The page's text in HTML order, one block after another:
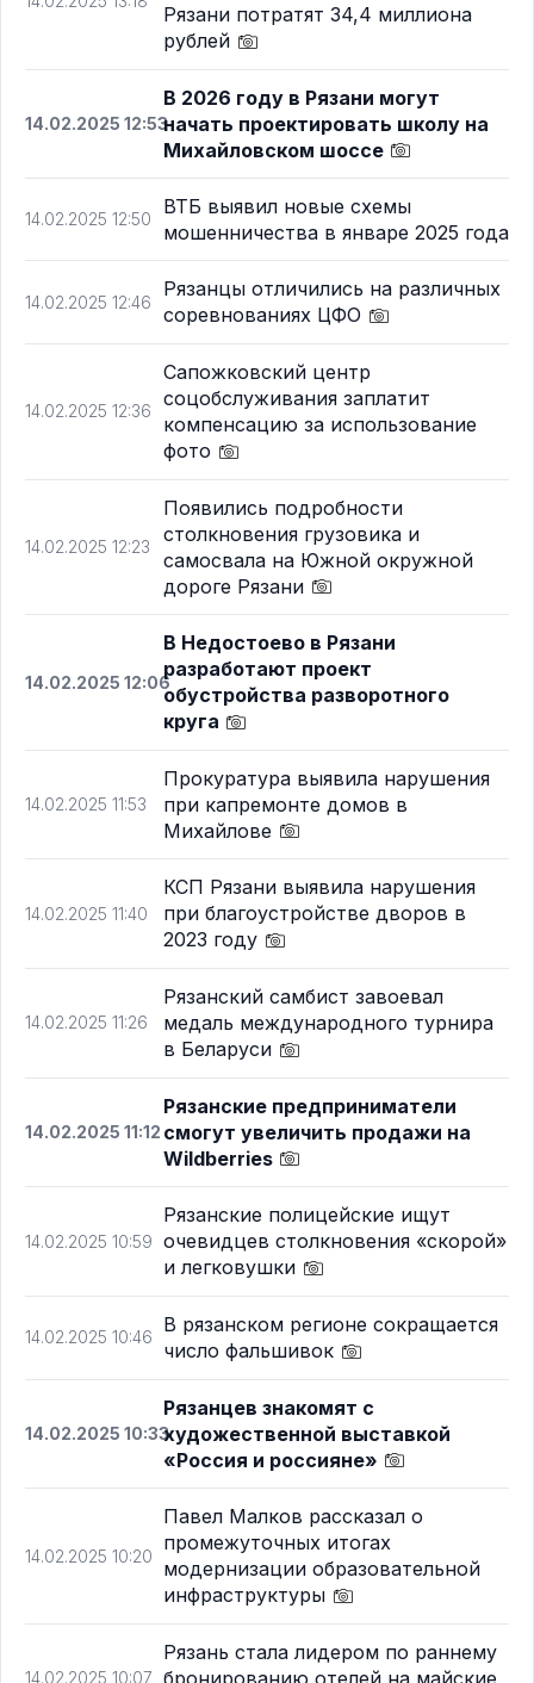
Рязани потратят 34,4 миллиона
рублей
14.02.2025 12:53
В 2026 году в Рязани могут
начать проектировать школу на
Михайловском шоссе
14.02.2025 12:50
ВТБ выявил новые схемы
мошенничества в январе 2025 года
14.02.2025 12:46
Рязанцы отличились на различных
соревнованиях ЦФО
14.02.2025 12:36
Сапожковский центр
соцобслуживания заплатит
компенсацию за использование
фото
14.02.2025 12:23
Появились подробности
столкновения грузовика и
самосвала на Южной окружной
дороге Рязани
14.02.2025 12:06
В Недостоево в Рязани
разработают проект
обустройства разворотного
круга
14.02.2025 11:53
Прокуратура выявила нарушения
при капремонте домов в
Михайлове
14.02.2025 11:40
КСП Рязани выявила нарушения
при благоустройстве дворов в
2023 году
14.02.2025 11:26
Рязанский самбист завоевал
медаль международного турнира
в Беларуси
14.02.2025 11:12
Рязанские предприниматели
смогут увеличить продажи на
Wildberries
14.02.2025 10:59
Рязанские полицейские ищут
очевидцев столкновения «скорой»
и легковушки
14.02.2025 10:46
В рязанском регионе сокращается
число фальшивок
14.02.2025 10:33
Рязанцев знакомят с
художественной выставкой
«Россия и россияне»
14.02.2025 10:20
Павел Малков рассказал о
промежуточных итогах
модернизации образовательной
инфраструктуры
14.02.2025 10:07
Рязань стала лидером по раннему
бронированию отелей на майские